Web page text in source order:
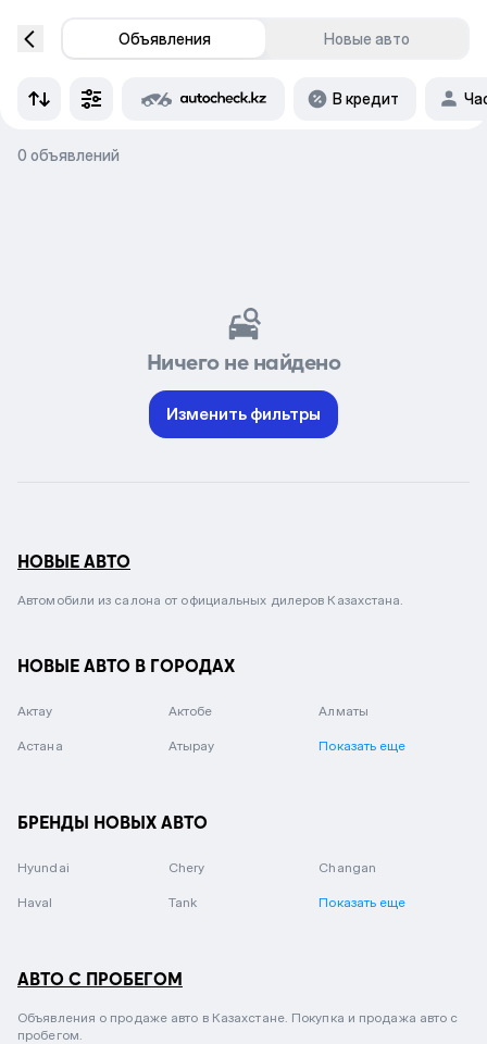
Объявления Новые авто
В кредит
0 объявлений
Ничего не найдено
Изменить фильтры
НОВЫЕ АВТО
Автомобили из салона от официальных дилеров Казахстана.
НОВЫЕ АВТО В ГОРОДАХ
Актау Актобе Алматы
Астана Атырау Показать еще
БРЕНДЫ НОВЫХ АВТО
Hyundai Chery Changan
Haval Tank Показать еще
АВТО С ПРОБЕГОМ
Объявления о продаже авто в Казахстане. Покупка и продажа авто с
пробегом.